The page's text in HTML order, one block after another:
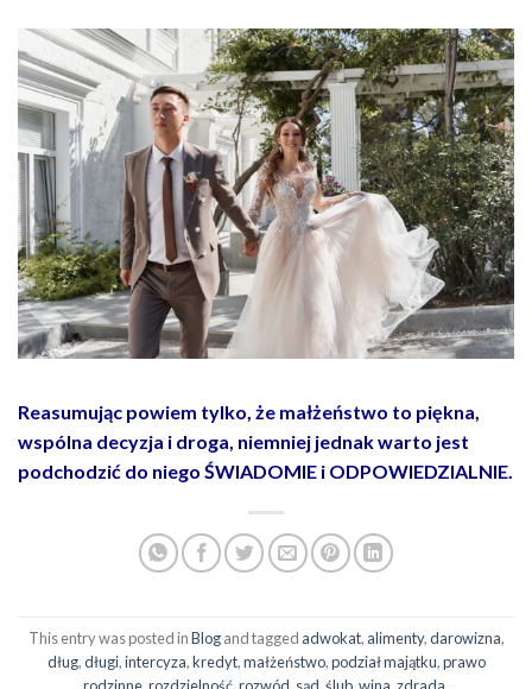
Reasumując powiem tylko, że małżeństwo to piękna,
wspólna decyzja i droga, niemniej jednak warto jest
podchodzić do niego ŚWIADOMIE i ODPOWIEDZIALNIE.
This entry was posted inBlogand tagged adwokat, alimenty,darowizna,
dług,długi,intercyza,kredyt,małżeństwo,podział majątku,prawo
rodzinne,rozdzielność,rozwód, sąd,ślub,wina,zdrada.